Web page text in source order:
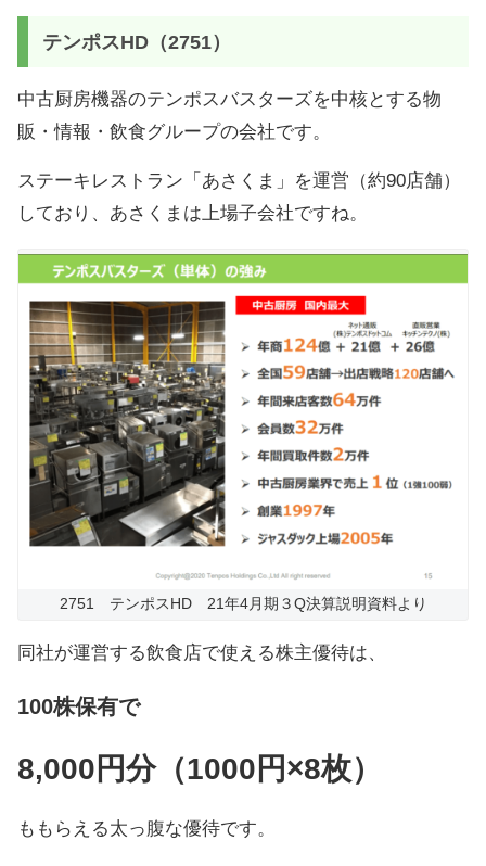
テンポスHD（2751）
中古厨房機器のテンポスバスターズを中核とする物
販・情報・飲食グループの会社です。
ステーキレストラン「あさくま」を運営（約90店舗）
しており、あさくまは上場子会社ですね。
2751 テンポスHD 21年4月期３Q決算説明資料より
同社が運営する飲食店で使える株主優待は、
100株保有で
8,000円分（1000円×8枚）
ももらえる太っ腹な優待です。